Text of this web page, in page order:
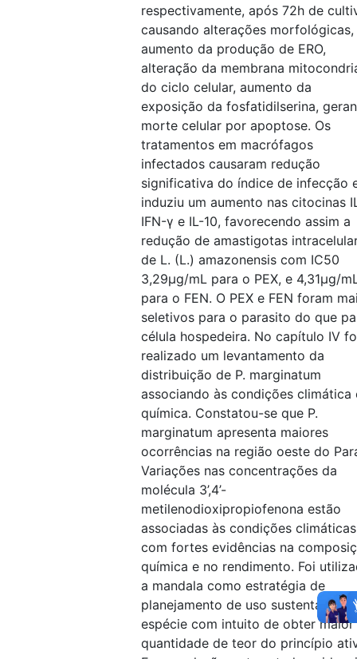
respectivamente, após 72h de
causando alterações morfológicas,
aumento da produção de ERO,
alteração da membrana
do ciclo celular, aumento da
exposição da fosfatidilserina,
morte celular por apoptose. Os
tratamentos em macrófagos
infectados causaram redução
significativa do índice de infecção
induziu um aumento nas citocinas
IFN-γ e IL-10, favorecendo assim a
redução de amastigotas
de L. (L.) amazonensis com IC50
3,29μg/mL para o PEX, e 4,31μg/
para o FEN. O PEX e FEN foram
seletivos para o parasito do que
célula hospedeira. No capítulo IV
realizado um levantamento da
distribuição de P. marginatum
associando às condições climática
química. Constatou-se que P.
marginatum apresenta maiores
ocorrências na região oeste do
Variações nas concentrações da
molécula 3’,4’-
metilenodioxipropiofenona estão
associadas às condições climáticas
com fortes evidências na
química e no rendimento. Foi
a mandala como estratégia de
planejamento de uso sustentável
espécie com intuito de obter maior
quantidade de teor do princípio